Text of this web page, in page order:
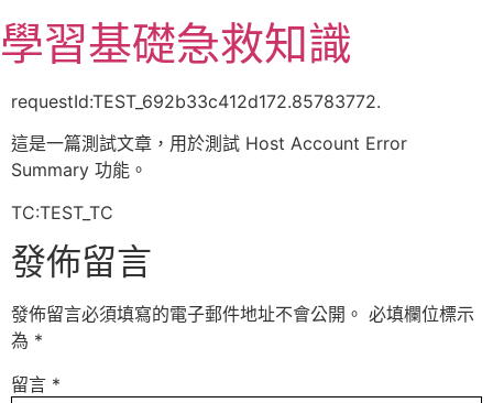
至
主
容
學習基礎急救知識
requestId:TEST_692b33c412d172.85783772.
這是一篇測試文章，用於測試 Host Account Error
Summary 功能。
TC:TEST_TC
發佈留言
發佈留言必須填寫的電子郵件地址不會公開。 必填欄位標示
為 *
留言 *